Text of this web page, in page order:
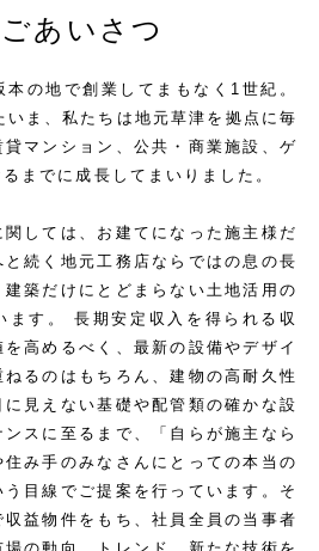
あいさつ
の地で創業してまもなく1世紀。
ま、私たちは地元草津を拠点に毎
マンション、公共・商業施設、ゲ
までに成長してまいりました。
しては、お建てになった施主様だ
続く地元工務店ならではの息の長
築だけにとどまらない土地活用の
ます。 長期安定収入を得られる収
高めるべく、最新の設備やデザイ
るのはもちろん、建物の高耐久性
見えない基礎や配管類の確かな設
スに至るまで、「自らが施主なら
み手のみなさんにとっての本当の
目線でご提案を行っています。そ
益物件をもち、社員全員の当事者